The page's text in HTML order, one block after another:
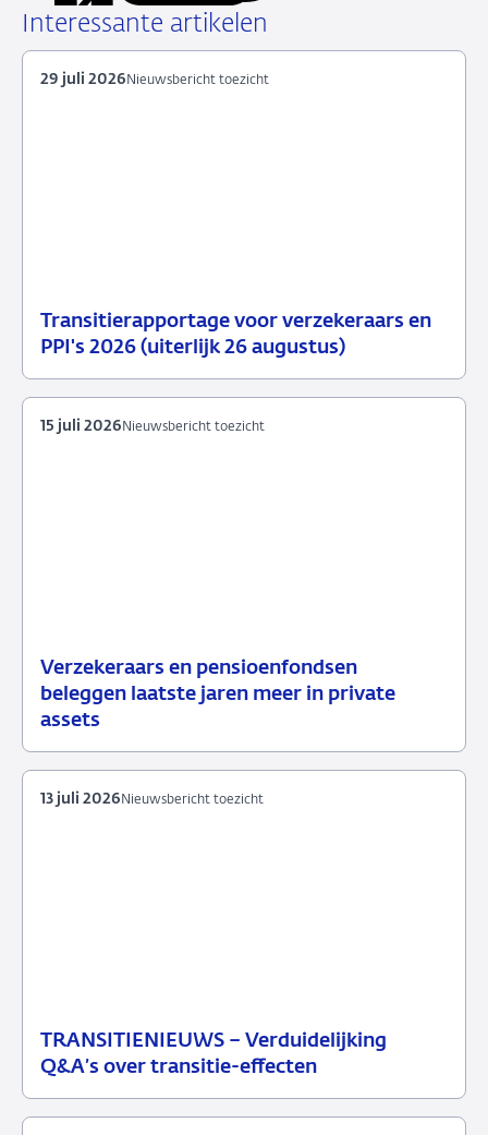
LinkedIn
X
Facebook
e-
Interessante artikelen
Transitierapportage voor verzekeraars en
PPI's 2026 (uiterlijk 26 augustus)
29
Nieuwsbericht
Nieuwsbericht toezicht
29 juli 2026
Verzekeraars en pensioenfondsen
beleggen laatste jaren meer in private
assets
15
juli
Nieuwsbericht
toezicht
Nieuwsbericht toezicht
15 juli 2026
TRANSITIENIEUWS – Verduidelijking
Q&A’s over transitie-effecten
13
Nieuwsbericht
Nieuwsbericht toezicht
13 juli 2026